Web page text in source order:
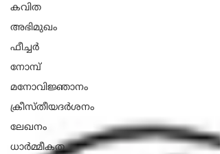
കവിത
അഭിമുഖം
ഫീച്ചർ
നോമ്പ്
മനോവിജ്ഞാനം
ക്രീസ്തീയദർശനം
ലേഖനം
ധാ‍ർമ്മീകത